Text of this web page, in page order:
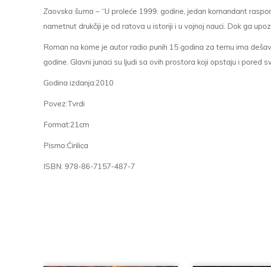
Zaovska šuma – “U proleće 1999. godine, jedan komandant
nametnut drukčiji je od ratova u istoriji i u vojnoj nauci. Dok ga
Roman na kome je autor radio punih 15 godina za temu ima
godine. Glavni junaci su ljudi sa ovih prostora koji opstaju i pored
Godina izdanja:2010
Povez:Tvrdi
Format:21cm
Pismo:Ćirilica
ISBN: 978-86-7157-487-7